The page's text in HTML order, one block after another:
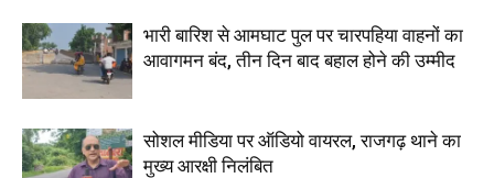
भारी बारिश से आमघाट पुल पर चारपहिया वाहनों का
आवागमन बंद, तीन दिन बाद बहाल होने की उम्मीद
सोशल मीडिया पर ऑडियो वायरल, राजगढ़ थाने का
मुख्य आरक्षी निलंबित